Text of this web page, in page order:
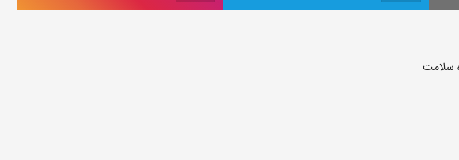
سلامت